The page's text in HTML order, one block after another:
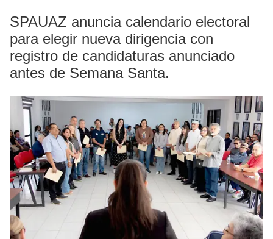
SPAUAZ anuncia calendario electoral
para elegir nueva dirigencia con
registro de candidaturas anunciado
antes de Semana Santa.